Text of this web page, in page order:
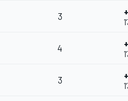
3
4
3